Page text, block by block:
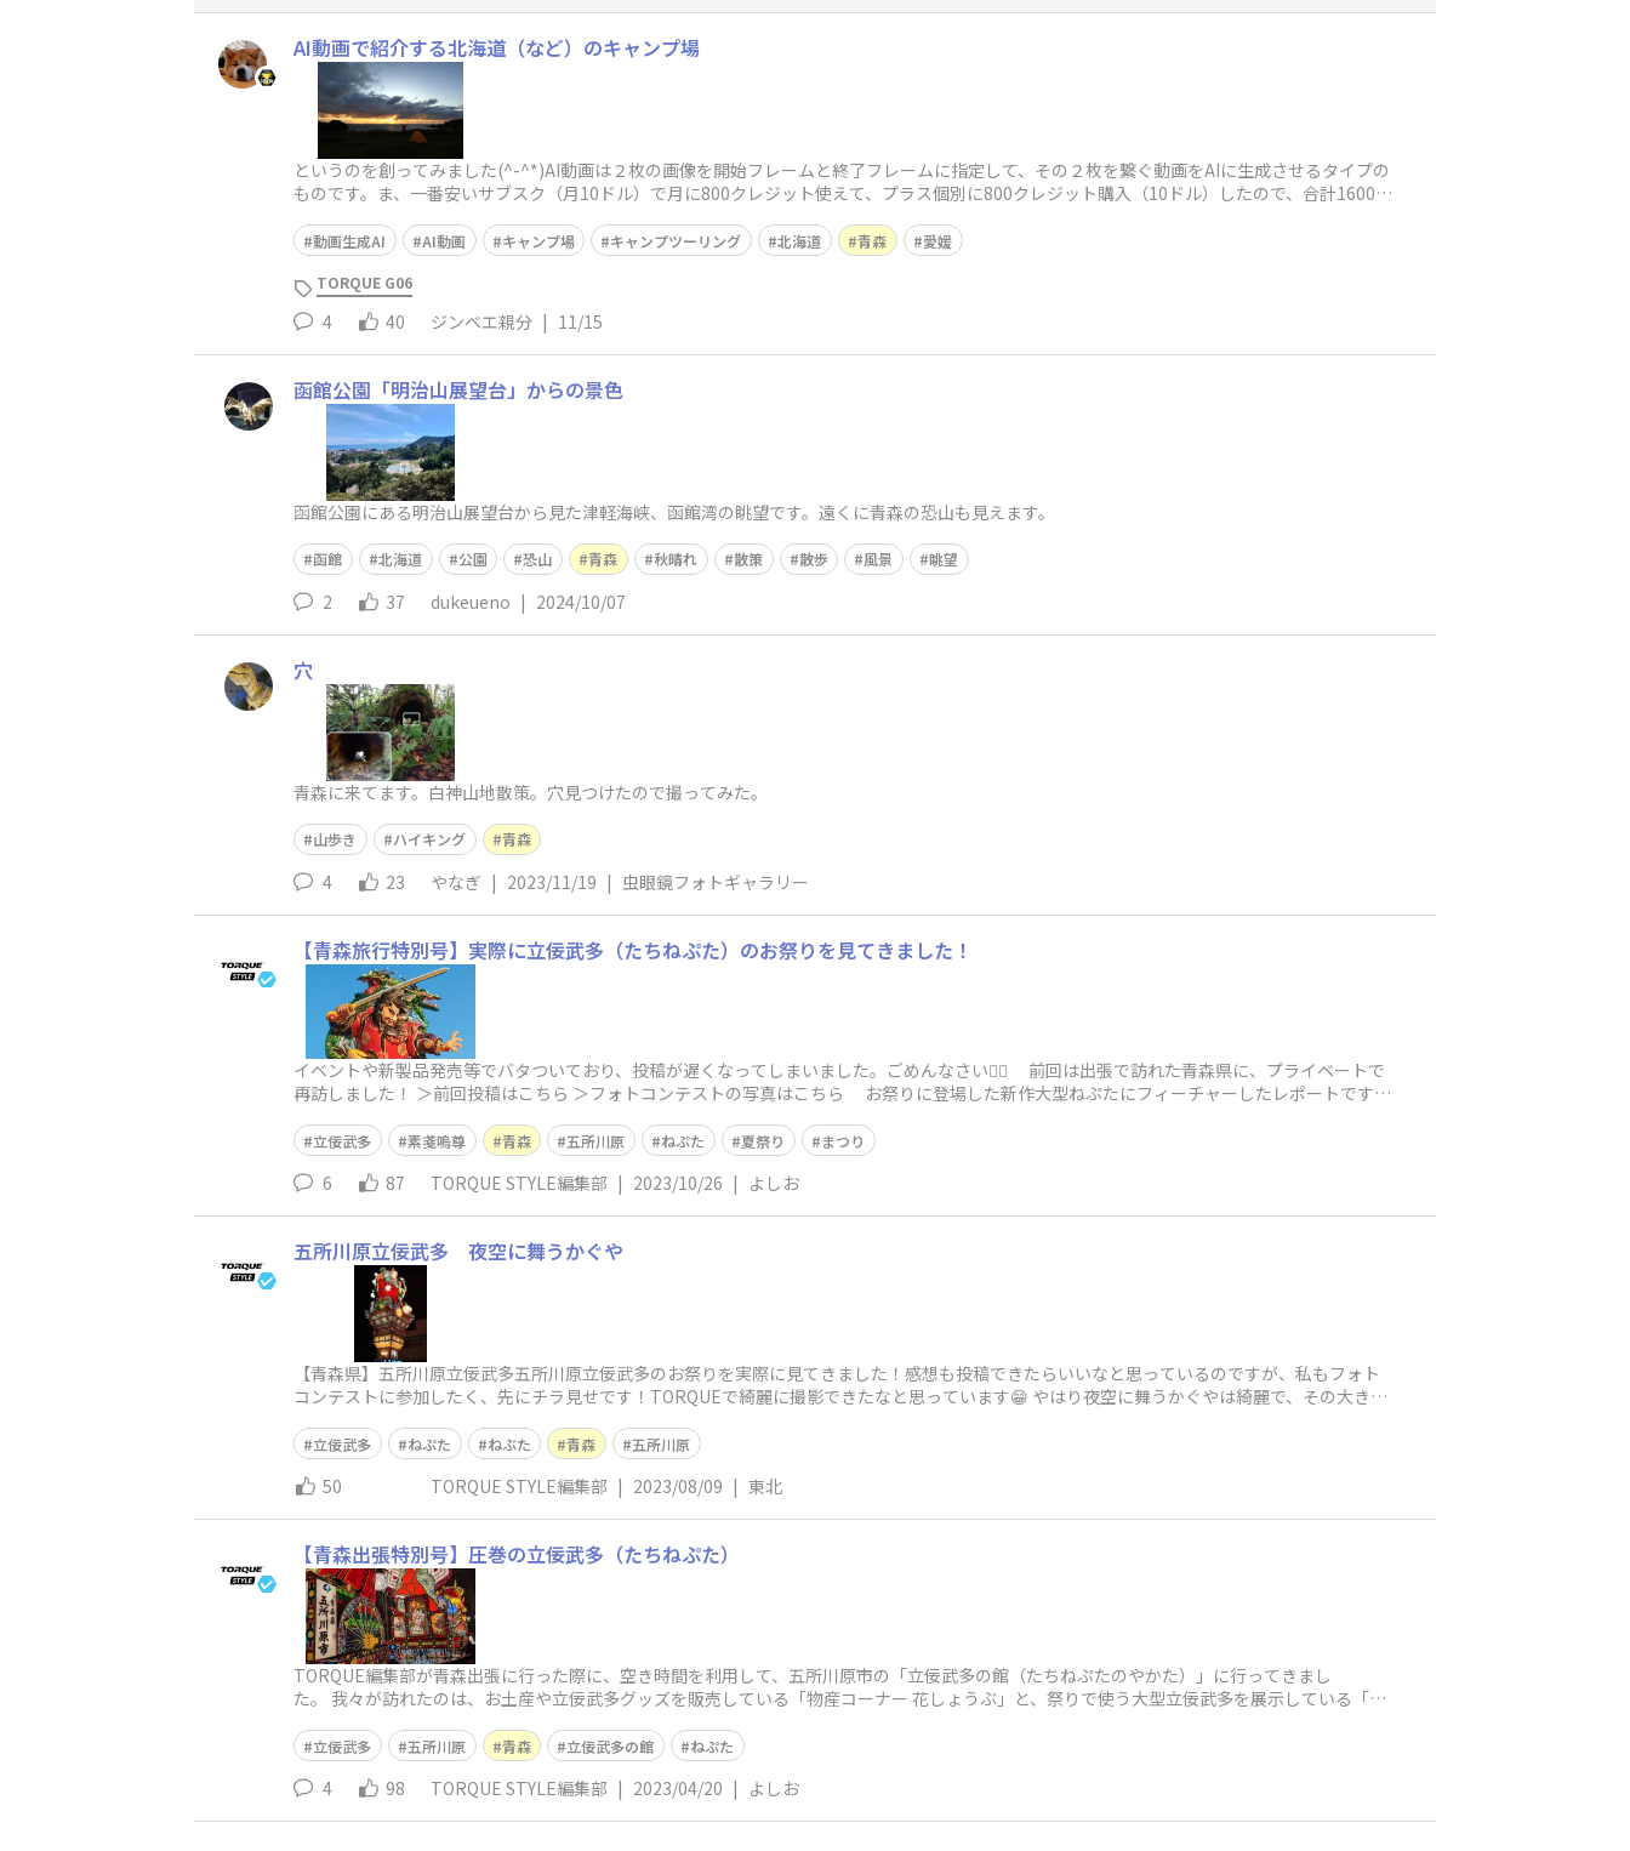
AI動画で紹介する北海道（など）のキャンプ場
というのを創ってみました(^-^*)AI動画は２枚の画像を開始フレームと終了フレームに指定して、その２枚を繋ぐ動画をAIに生成させるタイプの
ものです。ま、一番安いサブスク（月10ドル）で月に800クレジット使えて、プラス個別に800クレジット購入（10ドル）したので、合計1600ク
動画生成AI AI動画 キャンプ場 キャンプツーリング 北海道 青森 愛媛
TORQUE G06
4 40 ジンベエ親分 | 11/15
函館公園「明治山展望台」からの景色
函館公園にある明治山展望台から見た津軽海峡、函館湾の眺望です。遠くに青森の恐山も見えます。
函館 北海道 公園 恐山 青森 秋晴れ 散策 散歩 風景 眺望
2 37 dukeueno | 2024/10/07
穴
青森に来てます。白神山地散策。穴見つけたので撮ってみた。
山歩き ハイキング 青森
4 23 やなぎ | 2023/11/19 | 虫眼鏡フォトギャラリー
【青森旅行特別号】実際に立佞武多（たちねぷた）のお祭りを見てきました！
イベントや新製品発売等でバタついており、投稿が遅くなってしまいました。ごめんなさい🙇‍♂️ 前回は出張で訪れた青森県に、プライベートで
再訪しました！ ＞前回投稿はこちら ＞フォトコンテストの写真はこちら お祭りに登場した新作大型ねぷたにフィーチャーしたレポートです！
立佞武多 素戔嗚尊 青森 五所川原 ねぷた 夏祭り まつり
6 87 TORQUE STYLE編集部 | 2023/10/26 | よしお
五所川原立佞武多 夜空に舞うかぐや
【青森県】五所川原立佞武多五所川原立佞武多のお祭りを実際に見てきました！感想も投稿できたらいいなと思っているのですが、私もフォト
コンテストに参加したく、先にチラ見せです！TORQUEで綺麗に撮影できたなと思っています😁 やはり夜空に舞うかぐやは綺麗で、その大きさ
立佞武多 ねぷた ねぶた 青森 五所川原
50 TORQUE STYLE編集部 | 2023/08/09 | 東北
【青森出張特別号】圧巻の立佞武多（たちねぷた）
TORQUE編集部が青森出張に行った際に、空き時間を利用して、五所川原市の「立佞武多の館（たちねぷたのやかた）」に行ってきまし
た。 我々が訪れたのは、お土産や立佞武多グッズを販売している「物産コーナー 花しょうぶ」と、祭りで使う大型立佞武多を展示している「立
立佞武多 五所川原 青森 立佞武多の館 ねぷた
4 98 TORQUE STYLE編集部 | 2023/04/20 | よしお